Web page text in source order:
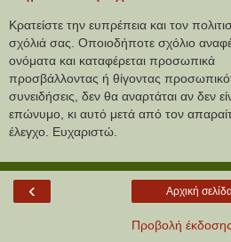
Κρατείστε την ευπρέπεια και τον
σχόλιά σας. Οποιοδήποτε σχόλιο
ονόματα και καταφέρεται προσωπικά
προσβάλλοντας ή θίγοντας
συνειδήσεις, δεν θα αναρτάται αν δεν
επώνυμο, κι αυτό μετά από τον
έλεγχο. Ευχαριστώ.
‹ Αρχική
Προβολή